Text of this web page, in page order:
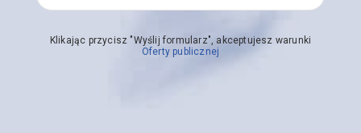
Klikając przycisz "Wyślij formularz", akceptujesz warunki
Oferty publicznej